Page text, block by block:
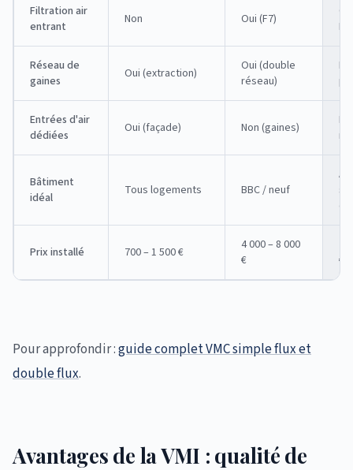
Filtration air
entrant
Non Oui (F7)
Réseau de
gaines
Oui (extraction)
Oui (double
réseau)
Entrées d'air
dédiées
Oui (façade) Non (gaines)
Bâtiment
idéal
Tous logements BBC / neuf
Prix installé 700 – 1 500 €
4 000 – 8 000
€
€
Pour approfondir :guide complet VMC simple flux et
double flux.
Avantages de la VMI : qualité de